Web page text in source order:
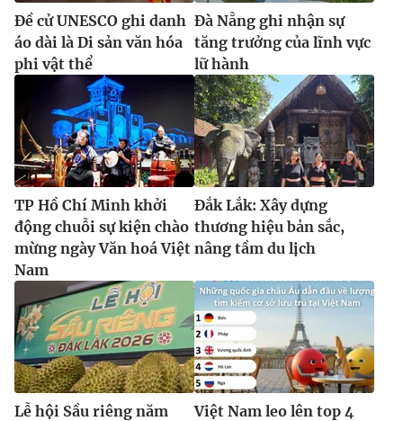
thuận bằng văn bản. Ghi rõ nguồn VTV.vn khi phát hành lại
thông tin từ website này.
Đề cử UNESCO ghi danh
áo dài là Di sản văn hóa
phi vật thể
Đà Nẵng ghi nhận sự
tăng trưởng của lĩnh vực
lữ hành
TP Hồ Chí Minh khởi
động chuỗi sự kiện chào
mừng ngày Văn hoá Việt
Nam
Đắk Lắk: Xây dựng
thương hiệu bản sắc,
nâng tầm du lịch
Lễ hội Sầu riêng năm
Việt Nam leo lên top 4